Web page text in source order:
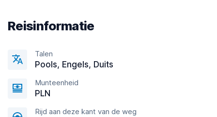
Reisinformatie
Talen
Pools, Engels, Duits
Munteenheid
PLN
Rijd aan deze kant van de weg